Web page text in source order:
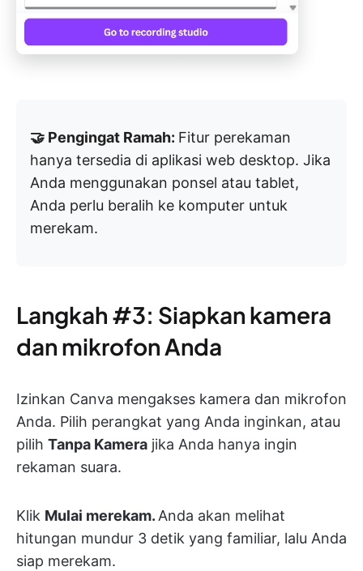
🤝 Pengingat Ramah: Fitur perekaman
hanya tersedia di aplikasi web desktop. Jika
Anda menggunakan ponsel atau tablet,
Anda perlu beralih ke komputer untuk
merekam.
Langkah #3: Siapkan kamera
dan mikrofon Anda
Izinkan Canva mengakses kamera dan mikrofon
Anda. Pilih perangkat yang Anda inginkan, atau
pilih Tanpa Kamera jika Anda hanya ingin
rekaman suara.
Klik Mulai merekam.Anda akan melihat
hitungan mundur 3 detik yang familiar, lalu Anda
siap merekam.